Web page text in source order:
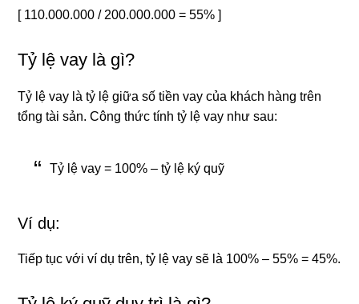
[ 110.000.000 / 200.000.000 = 55% ]
Tỷ lệ vay là gì?
Tỷ lệ vay là tỷ lệ giữa số tiền vay của khách hàng trên
tổng tài sản. Công thức tính tỷ lệ vay như sau:
Tỷ lệ vay = 100% – tỷ lệ ký quỹ
Ví dụ:
Tiếp tục với ví dụ trên, tỷ lệ vay sẽ là 100% – 55% = 45%.